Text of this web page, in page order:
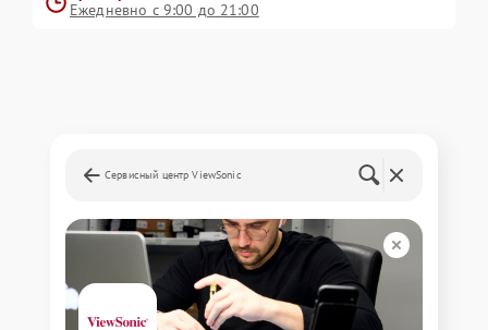
Ежедневно с 9:00 до 21:00
Сервисный центр ViewSonic